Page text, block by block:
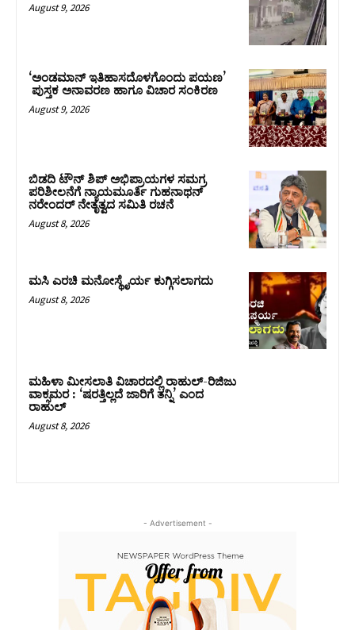
August 9, 2026
‘ಅಂಡಮಾನ್ ಇತಿಹಾಸದೊಳಗೊಂದು ಪಯಣ’
ಪುಸ್ತಕ ಅನಾವರಣ ಹಾಗೂ ವಿಚಾರ ಸಂಕಿರಣ
August 9, 2026
ಬಿಡದಿ ಟೌನ್ ಶಿಪ್ ಅಭಿಪ್ರಾಯಗಳ ಸಮಗ್ರ
ಪರಿಶೀಲನೆಗೆ ನ್ಯಾಯಮೂರ್ತಿ ಗುಹನಾಥನ್
ನರೇಂದರ್ ನೇತೃತ್ವದ ಸಮಿತಿ ರಚನೆ
August 8, 2026
ಮಸಿ ಎರಚಿ ಮನೋಸ್ಥೈರ್ಯ ಕುಗ್ಗಿಸಲಾಗದು
August 8, 2026
ಮಹಿಳಾ ಮೀಸಲಾತಿ ವಿಚಾರದಲ್ಲಿ ರಾಹುಲ್‌-ರಿಜಿಜು
ವಾಕ್ಸಮರ : ‘ಷರತ್ತಿಲ್ಲದೆ ಜಾರಿಗೆ ತನ್ನಿ’ ಎಂದ
ರಾಹುಲ್‌
August 8, 2026
- Advertisement -